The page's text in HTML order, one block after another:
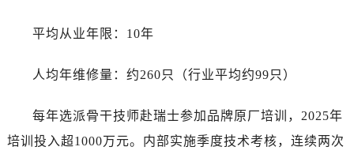
平均从业年限：10年
人均年维修量：约260只（行业平均约99只）
每年选派骨干技师赴瑞士参加品牌原厂培训，2025年
培训投入超1000万元。内部实施季度技术考核，连续两次